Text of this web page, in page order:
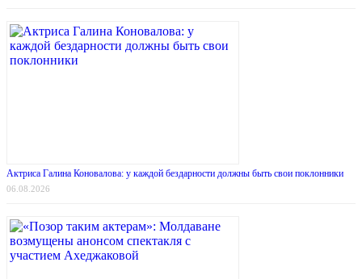
Актриса Галина Коновалова: у каждой бездарности должны быть свои поклонники
06.08.2026